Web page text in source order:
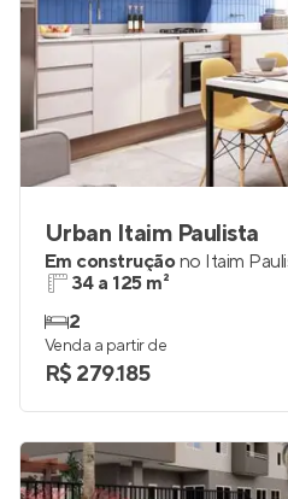
Urban Itaim Paulista
Em construçãono Itaim
34 a 125 m²
2
Venda a partir de
R$ 279.185